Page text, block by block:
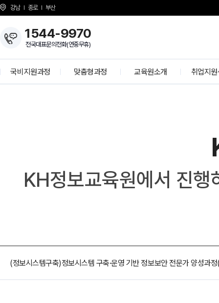
강남 종로 부산
1544-9970
전국대표문의전화(연중무휴)
사업 제휴 문의
언론보도
선배와의
취업현
협력기
인재 채용
국비지원과정 맞춤형과정 교육원소개 취업지
KH정보교육원에서 진행
(정보시스템구축)정보시스템 구축·운영 기반 정보보안 전문가 양성과